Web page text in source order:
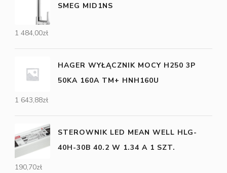
SMEG MID1NS
1 484,00zł
HAGER WYŁĄCZNIK MOCY H250 3P
50KA 160A TM+ HNH160U
1 643,88zł
STEROWNIK LED MEAN WELL HLG-
40H-30B 40.2 W 1.34 A 1 SZT.
190,70zł